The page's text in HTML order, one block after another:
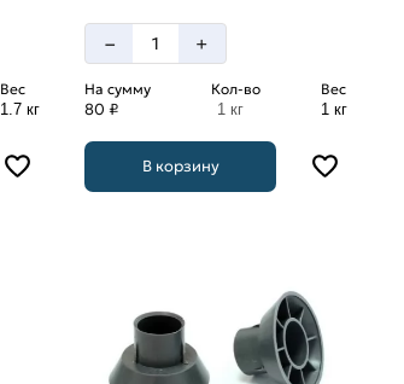
Вес
1.7 кг
– +
На сумму
80 ₽
Кол-во
1 кг
Вес
1 кг
В корзину